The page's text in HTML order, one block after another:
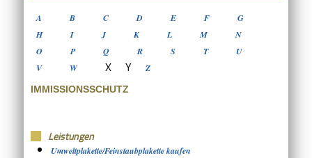
A B C D E F
G
H
I J K L M
N
O
P Q R S T
U
V
W X Y Z
IMMISSIONSSCHUTZ
Leistungen
Umweltplakette/Feinstaubplakette kaufen